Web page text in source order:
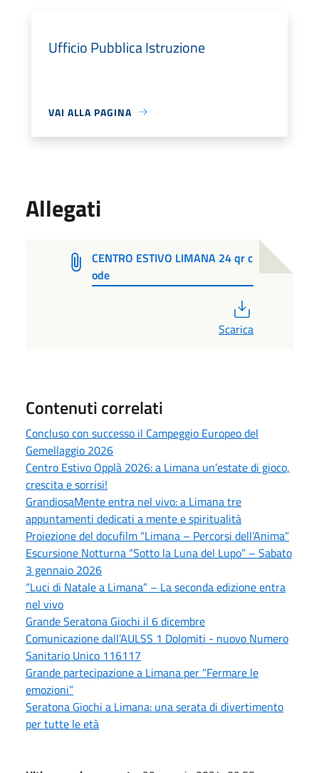
Ufficio Pubblica Istruzione
VAI ALLA PAGINA
Allegati
CENTRO ESTIVO LIMANA 24 qr c
ode
Scarica
Contenuti correlati
Concluso con successo il Campeggio Europeo del
Gemellaggio 2026
Centro Estivo Opplà 2026: a Limana un’estate di gioco,
crescita e sorrisi!
GrandiosaMente entra nel vivo: a Limana tre
appuntamenti dedicati a mente e spiritualità
Proiezione del docufilm “Limana – Percorsi dell’Anima”
Escursione Notturna “Sotto la Luna del Lupo” – Sabato
3 gennaio 2026
“Luci di Natale a Limana” – La seconda edizione entra
nel vivo
Grande Seratona Giochi il 6 dicembre
Comunicazione dall’AULSS 1 Dolomiti - nuovo Numero
Sanitario Unico 116117
Grande partecipazione a Limana per “Fermare le
emozioni”
Seratona Giochi a Limana: una serata di divertimento
per tutte le età